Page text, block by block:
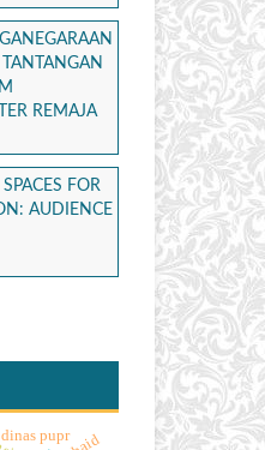
REMAJA
FOR
AUDIENCE
dinas pupr